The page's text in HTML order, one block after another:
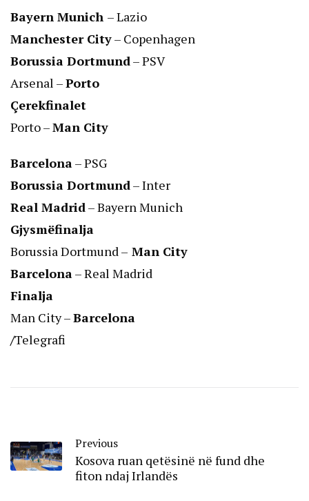
Bayern Munich – Lazio
Manchester City– Copenhagen
Borussia Dortmund– PSV
Arsenal –Porto
Çerekfinalet
Porto –Man City
Barcelona– PSG
Borussia Dortmund– Inter
Real Madrid– Bayern Munich
Gjysmëfinalja
Borussia Dortmund – Man City
Barcelona– Real Madrid
Finalja
Man City –Barcelona
/Telegrafi
Previous
Kosova ruan qetësinë në fund dhe
fiton ndaj Irlandës